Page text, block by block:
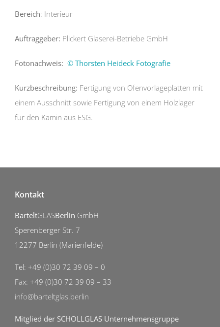
Bereich: Interieur
Auftraggeber: Plickert Glaserei-Betriebe GmbH
Fotonachweis: © Thorsten Heideck Fotografie
Kurzbeschreibung: Fertigung von Ofenvorlageplatten mit
einem Ausschnitt sowie Fertigung von einem Holzlager
für den Kamin aus ESG.
Kontakt
BarteltGLASBerlin GmbH
Sperenberger Str. 7
12277 Berlin (Marienfelde)
Tel: +49 (0)30 72 39 09 – 0
Fax: +49 (0)30 72 39 09 – 33
info@barteltglas.berlin
Mitglied der SCHOLLGLAS Unternehmensgruppe